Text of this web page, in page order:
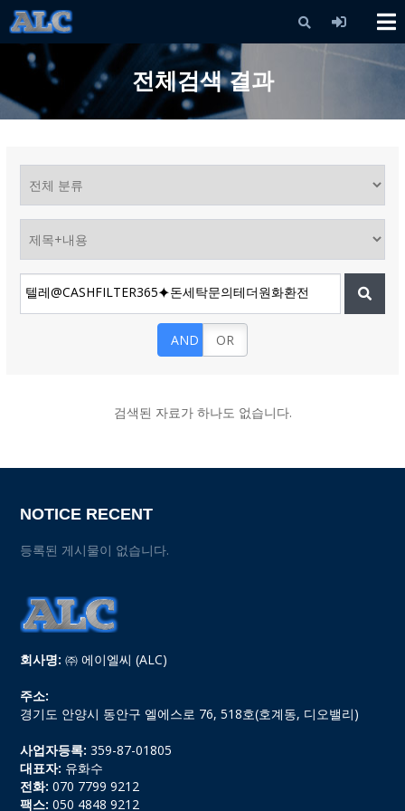
전체검색 결과
AND OR
검색된 자료가 하나도 없습니다.
회사명: ㈜ 에이엘씨 (ALC)
주소:
경기도 안양시 동안구 엘에스로 76, 518호(호계동, 디오밸리)
사업자등록: 359-87-01805
대표자: 유화수
전화: 070 7799 9212
팩스: 050 4848 9212
NOTICE RECENT
등록된 게시물이 없습니다.